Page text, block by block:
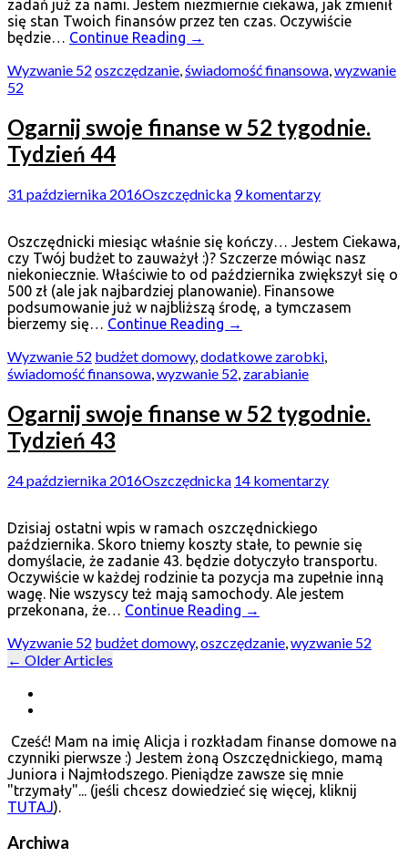
zadań już za nami. Jestem niezmiernie ciekawa, jak zmienił
się stan Twoich finansów przez ten czas. Oczywiście
będzie… Continue Reading →
Wyzwanie 52 oszczędzanie,świadomość finansowa,wyzwanie
52
Ogarnij swoje finanse w 52 tygodnie.
Tydzień 44
31 października 2016Oszczędnicka 9 komentarzy
Oszczędnicki miesiąc właśnie się kończy… Jestem Ciekawa,
czy Twój budżet to zauważył :)? Szczerze mówiąc nasz
niekoniecznie. Właściwie to od października zwiększył się o
500 zł (ale jak najbardziej planowanie). Finansowe
podsumowanie już w najbliższą środę, a tymczasem
bierzemy się… Continue Reading →
Wyzwanie 52 budżet domowy,dodatkowe zarobki,
świadomość finansowa,wyzwanie 52, zarabianie
Ogarnij swoje finanse w 52 tygodnie.
Tydzień 43
24 października 2016Oszczędnicka 14 komentarzy
Dzisiaj ostatni wpis w ramach oszczędnickiego
października. Skoro tniemy koszty stałe, to pewnie się
domyślacie, że zadanie 43. będzie dotyczyło transportu.
Oczywiście w każdej rodzinie ta pozycja ma zupełnie inną
wagę. Nie wszyscy też mają samochody. Ale jestem
przekonana, że… Continue Reading →
Wyzwanie 52 budżet domowy, oszczędzanie wyzwanie 52
Post
← Older Articles
Cześć! Mam na imię Alicja i rozkładam finanse domowe na
czynniki pierwsze :) Jestem żoną Oszczędnickiego, mamą
Juniora i Najmłodszego. Pieniądze zawsze się mnie
"trzymały"... (jeśli chcesz dowiedzieć się więcej, kliknij
TUTAJ).
Archiwa